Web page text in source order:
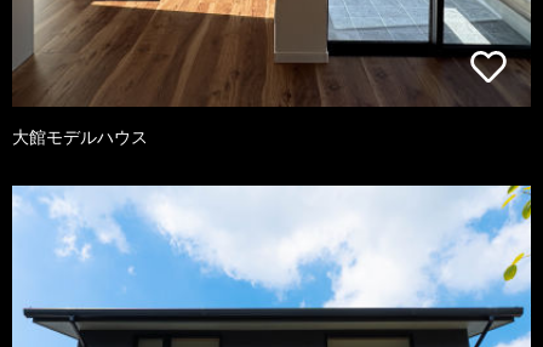
大館モデルハウス